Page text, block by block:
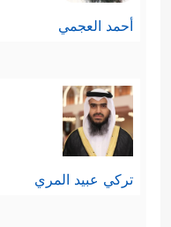
أحمد العجمي
تركي عبيد المري